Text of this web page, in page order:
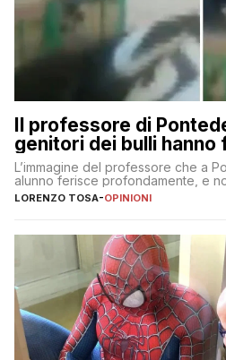
Il professore di
genitori dei bulli hanno
L’immagine del professore che a
alunno ferisce profondamente, e
LORENZO TOSA-OPINIONI